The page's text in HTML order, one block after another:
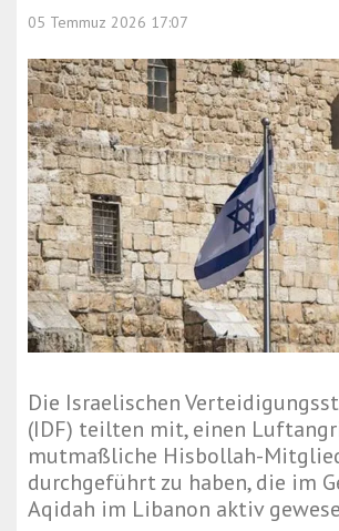
05 Temmuz 2026 17:07
Die Israelischen
(IDF) teilten mit, einen
mutmaßliche Hisbollah-
durchgeführt zu haben, die im
Aqidah im Libanon aktiv